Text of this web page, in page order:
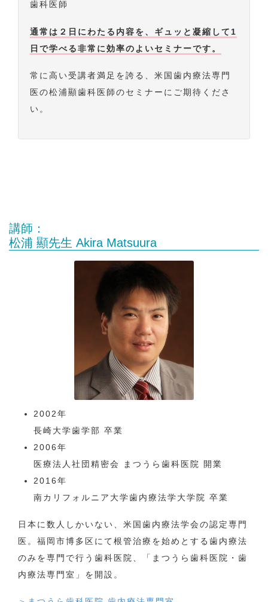
歯科医師
通常は２日にわたる内容を、ギュッと凝縮して1
日で学べる非常に効率のよいセミナーです。
常に高い受講者満足を誇る、米国歯内療法専門
医の松浦顯歯科医師のセミナーにご期待くださ
い。
講師：
松浦 顯先生 Akira Matsuura
2002年
長崎大学歯学部 卒業
2006年
医療法人社団精密会 まつうら歯科医院 開業
2016年
南カリフォルニア大学歯内療法学大学院 卒業
日本に数人しかいない、米国歯内療法学会の認定専門
医。福岡市博多区にて根管治療を始めとする歯内療法
のみを専門で行う歯科医院、「まつうら歯科医院・歯
内療法専門室」を開設。